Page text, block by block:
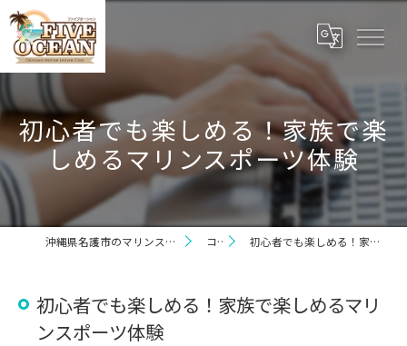
初心者でも楽しめる！家族で楽
しめるマリンスポーツ体験
沖縄県名護市のマリンスポーツならファイブオーシャン コラム 初心者でも楽しめる！家族で楽しめるマリンスポーツ体験
初心者でも楽しめる！家族で楽しめるマリ
ンスポーツ体験